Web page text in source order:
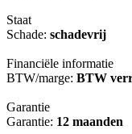
Staat
Schade: schadevrij
Financiële informatie
BTW/marge: BTW
Garantie
Garantie: 12 maanden